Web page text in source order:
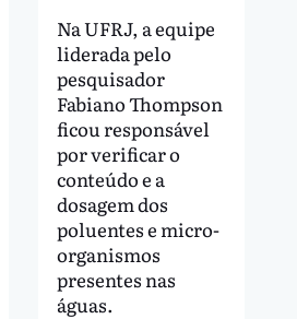
Na UFRJ, a equipe
liderada pelo
pesquisador
Fabiano Thompson
ficou responsável
por verificar o
conteúdo e a
dosagem dos
poluentes e micro-
organismos
presentes nas
águas.